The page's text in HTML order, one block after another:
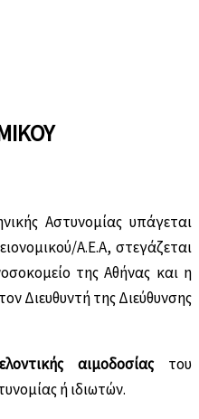
Αστυνομίας υπάγεται
Α.Ε.Α, στεγάζεται
της Αθήνας και η
Διευθυντή της Διεύθυνσης
αιμοδοσίαςτου
ή ιδιωτών.